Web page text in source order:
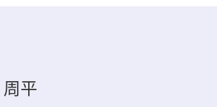
周平